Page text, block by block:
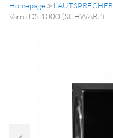
Homepage LAUTSPRECHER
Varro DS 1000 (SCHWARZ)